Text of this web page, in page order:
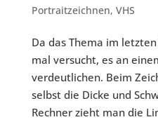
Portraitzeichnen, VHS
Da das Thema im
mal versucht, es an
verdeutlichen. Beim
selbst die Dicke und
Rechner zieht man die